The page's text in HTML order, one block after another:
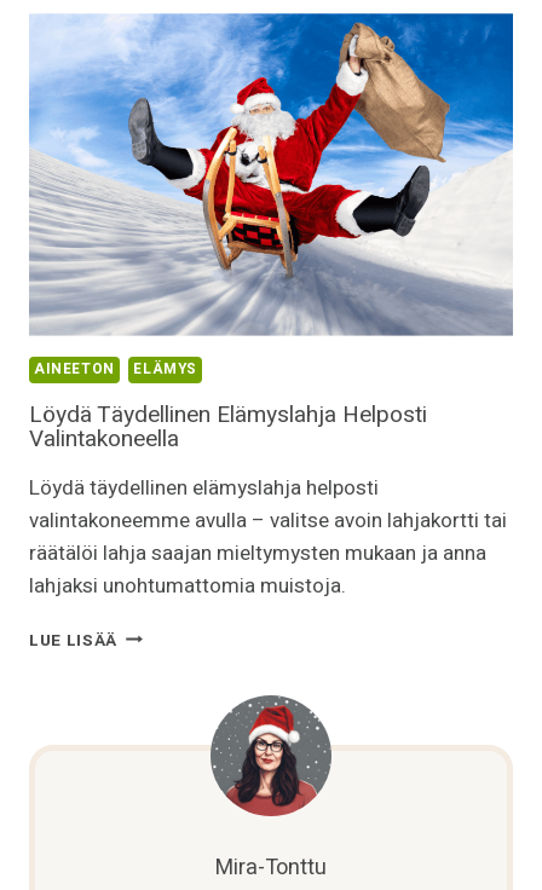
AINEETON ELÄMYS
Löydä Täydellinen Elämyslahja Helposti
Valintakoneella
Löydä täydellinen elämyslahja helposti
valintakoneemme avulla – valitse avoin lahjakortti tai
räätälöi lahja saajan mieltymysten mukaan ja anna
lahjaksi unohtumattomia muistoja.
LUE LISÄÄ LÖYDÄ
VALINTAKONEELLA
Mira-Tonttu